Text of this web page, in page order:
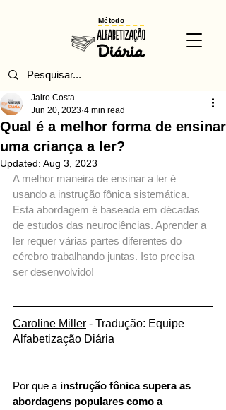
Método
Qual é a melhor forma de ensinar
uma criança a ler?
Jairo Costa
Jun 20, 2023 4 min read
Updated: Aug 3, 2023
A melhor maneira de ensinar a ler é
usando a instrução fônica sistemática.
Esta abordagem é baseada em décadas
de estudos das neurociências. Aprender a
ler requer várias partes diferentes do
cérebro trabalhando juntas. Isto precisa
ser desenvolvido!
Caroline Miller - Tradução: Equipe
Alfabetização Diária
Por que a instrução fônica supera as
abordagens populares como a